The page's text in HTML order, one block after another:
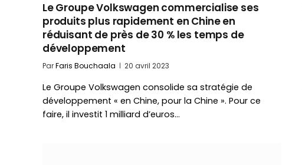
Le Groupe Volkswagen commercialise ses
produits plus rapidement en Chine en
réduisant de près de 30 % les temps de
développement
ParFaris Bouchaala 20 avril 2023
Le Groupe Volkswagen consolide sa stratégie de
développement « en Chine, pour la Chine ». Pour ce
faire, il investit 1 milliard d’euros…